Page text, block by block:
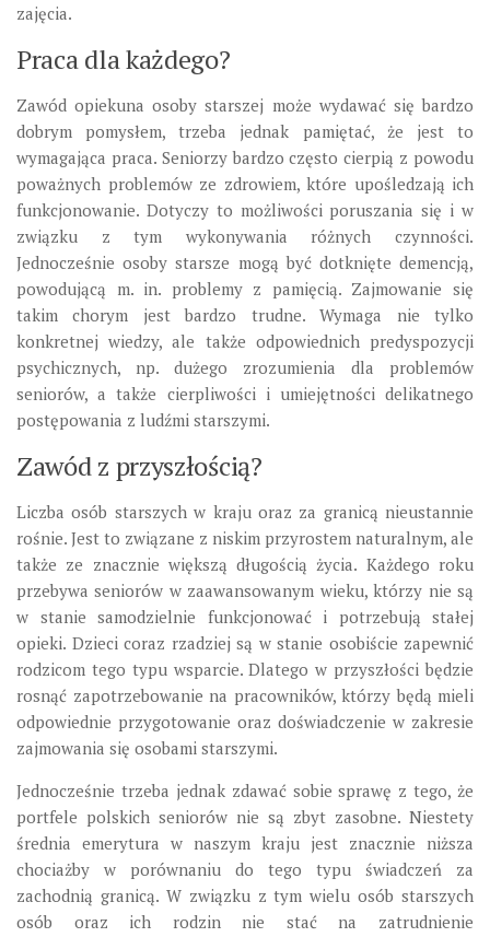
zajęcia.
Praca dla każdego?
Zawód opiekuna osoby starszej może wydawać się bardzo
dobrym pomysłem, trzeba jednak pamiętać, że jest to
wymagająca praca. Seniorzy bardzo często cierpią z powodu
poważnych problemów ze zdrowiem, które upośledzają ich
funkcjonowanie. Dotyczy to możliwości poruszania się i w
związku z tym wykonywania różnych czynności.
Jednocześnie osoby starsze mogą być dotknięte demencją,
powodującą m. in. problemy z pamięcią. Zajmowanie się
takim chorym jest bardzo trudne. Wymaga nie tylko
konkretnej wiedzy, ale także odpowiednich predyspozycji
psychicznych, np. dużego zrozumienia dla problemów
seniorów, a także cierpliwości i umiejętności delikatnego
postępowania z ludźmi starszymi.
Zawód z przyszłością?
Liczba osób starszych w kraju oraz za granicą nieustannie
rośnie. Jest to związane z niskim przyrostem naturalnym, ale
także ze znacznie większą długością życia. Każdego roku
przebywa seniorów w zaawansowanym wieku, którzy nie są
w stanie samodzielnie funkcjonować i potrzebują stałej
opieki. Dzieci coraz rzadziej są w stanie osobiście zapewnić
rodzicom tego typu wsparcie. Dlatego w przyszłości będzie
rosnąć zapotrzebowanie na pracowników, którzy będą mieli
odpowiednie przygotowanie oraz doświadczenie w zakresie
zajmowania się osobami starszymi.
Jednocześnie trzeba jednak zdawać sobie sprawę z tego, że
portfele polskich seniorów nie są zbyt zasobne. Niestety
średnia emerytura w naszym kraju jest znacznie niższa
chociażby w porównaniu do tego typu świadczeń za
zachodnią granicą. W związku z tym wielu osób starszych
osób oraz ich rodzin nie stać na zatrudnienie